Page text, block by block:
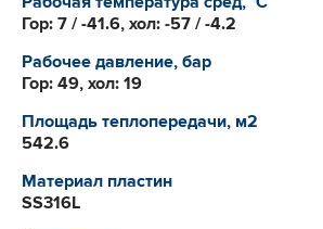
Гор: 7 / -41.6, хол: -57 / -4.2
Рабочее давление, бар
Гор: 49, хол: 19
Площадь теплопередачи, м2
542.6
Материал пластин
SS316L